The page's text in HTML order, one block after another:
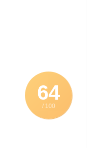
64
/ 100